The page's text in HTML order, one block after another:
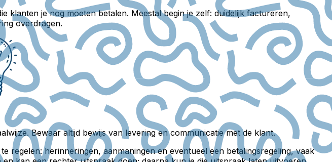
klanten je nog moeten betalen. Meestal begin je zelf: duidelijk factureren,
overdragen.
Bewaar altijd bewijs van levering en communicatie met de klant.
regelen: herinneringen, aanmaningen en eventueel een betalingsregeling, vaak